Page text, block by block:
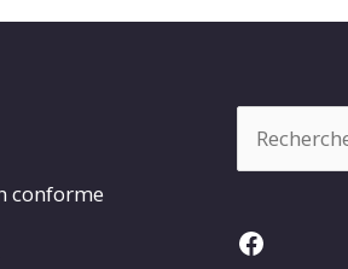
conforme
Facebook